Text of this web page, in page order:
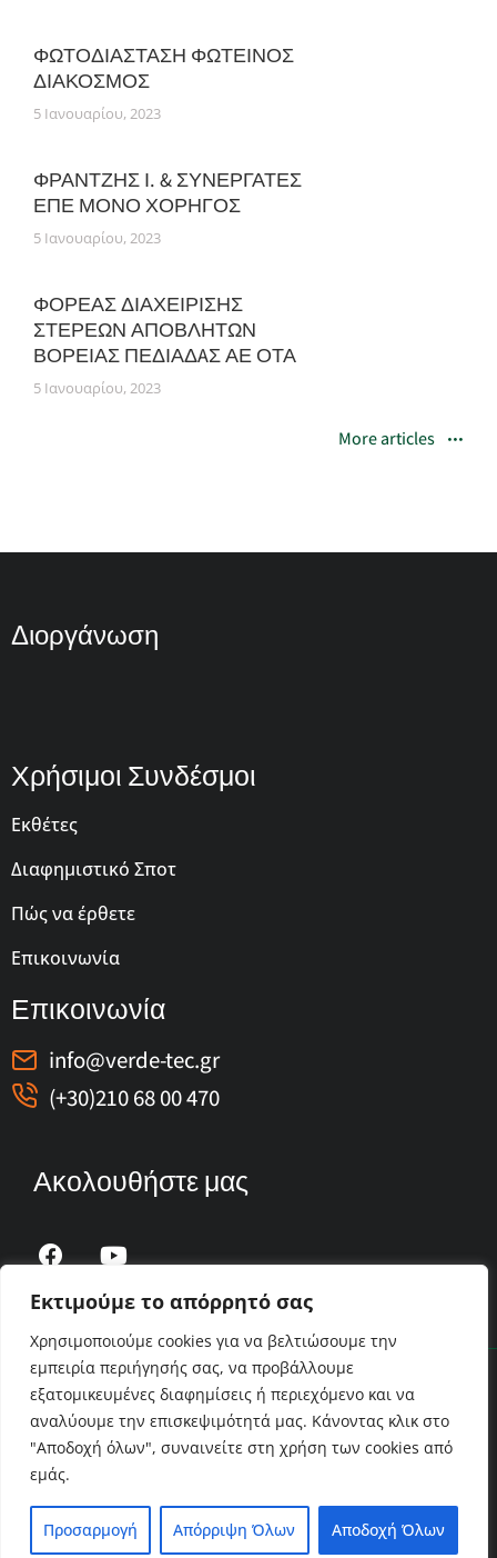
Εκτιμούμε το απόρρητό σας
Χρησιμοποιούμε cookies για να βελτιώσουμε την
εμπειρία περιήγησής σας, να προβάλλουμε
εξατομικευμένες διαφημίσεις ή περιεχόμενο και να
αναλύουμε την επισκεψιμότητά μας. Κάνοντας κλικ στο
"Αποδοχή όλων", συναινείτε στη χρήση των cookies από
εμάς.
Προσαρμογή Απόρριψη Όλων Αποδοχή Όλων
ΦΩΤΟΔΙΑΣΤΑΣΗ ΦΩΤΕΙΝΟΣ
ΔΙΑΚΟΣΜΟΣ
5 Ιανουαρίου, 2023
ΦΡΑΝΤΖΗΣ Ι. & ΣΥΝΕΡΓΑΤΕΣ
ΕΠΕ ΜΟΝΟ ΧΟΡΗΓΟΣ
5 Ιανουαρίου, 2023
ΦΟΡΕΑΣ ΔΙΑΧΕΙΡΙΣΗΣ
ΣΤΕΡΕΩΝ ΑΠΟΒΛΗΤΩΝ
ΒΟΡΕΙΑΣ ΠΕΔΙΑΔAΣ ΑΕ ΟΤΑ
5 Ιανουαρίου, 2023
More articles
Διοργάνωση
Χρήσιμοι Συνδέσμοι
Εκθέτες
Διαφημιστικό Σποτ
Πώς να έρθετε
Επικοινωνία
Επικοινωνία
info@verde-tec.gr
(+30)210 68 00 470
Ακολουθήστε μας
© 2026 Verde-Tec . All Rights Reserved. | Web
Development
This site is protected by reCAPTCHA and the Google
Πολιτική Απορρήτου